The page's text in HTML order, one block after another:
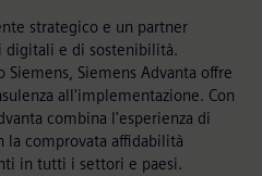
strategico e un partner
digitali e di sostenibilità.
Siemens Advanta offre
all'implementazione. Con
combina l'esperienza di
la comprovata affidabilità
in tutti i settori e paesi.